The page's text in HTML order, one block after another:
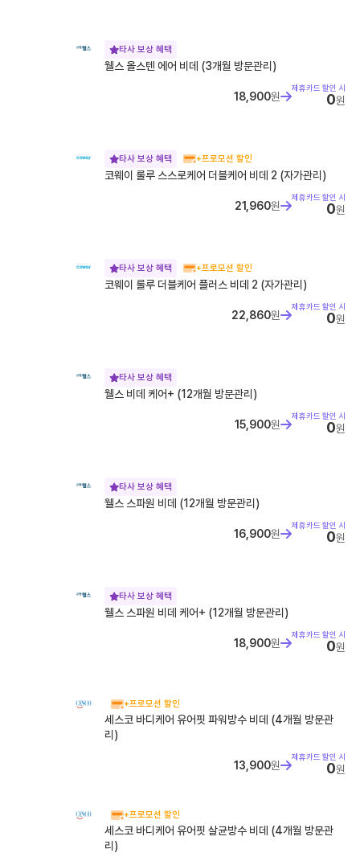
타사 보상 혜택
웰스 올스텐 에어 비데 (3개월 방문관리)
18,900원
제휴카드 할인 시
0원
타사 보상 혜택 +프로모션 할인
코웨이 룰루 스스로케어 더블케어 비데 2 (자가관리)
21,960원
제휴카드 할인 시
0원
타사 보상 혜택 +프로모션 할인
코웨이 룰루 더블케어 플러스 비데 2 (자가관리)
22,860원
제휴카드 할인 시
0원
타사 보상 혜택
웰스 비데 케어+ (12개월 방문관리)
15,900원
제휴카드 할인 시
0원
타사 보상 혜택
웰스 스파원 비데 (12개월 방문관리)
16,900원
제휴카드 할인 시
0원
타사 보상 혜택
웰스 스파원 비데 케어+ (12개월 방문관리)
18,900원
제휴카드 할인 시
0원
+프로모션 할인
세스코 바디케어 유어핏 파워방수 비데 (4개월 방문관
리)
13,900원
제휴카드 할인 시
0원
+프로모션 할인
세스코 바디케어 유어핏 살균방수 비데 (4개월 방문관
리)